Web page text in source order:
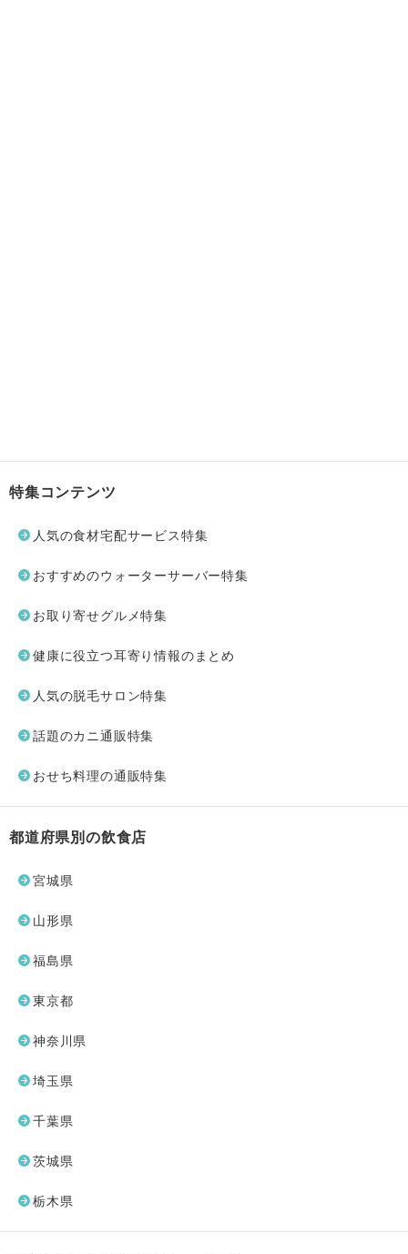
特集コンテンツ
人気の食材宅配サービス特集
おすすめのウォーターサーバー特集
お取り寄せグルメ特集
健康に役立つ耳寄り情報のまとめ
人気の脱毛サロン特集
話題のカニ通販特集
おせち料理の通販特集
都道府県別の飲食店
宮城県
山形県
福島県
東京都
神奈川県
埼玉県
千葉県
茨城県
栃木県